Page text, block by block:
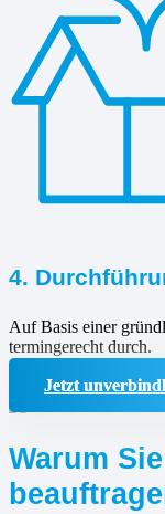
4.
Auf Basis einer
termingerecht durch.
Jetzt
Warum